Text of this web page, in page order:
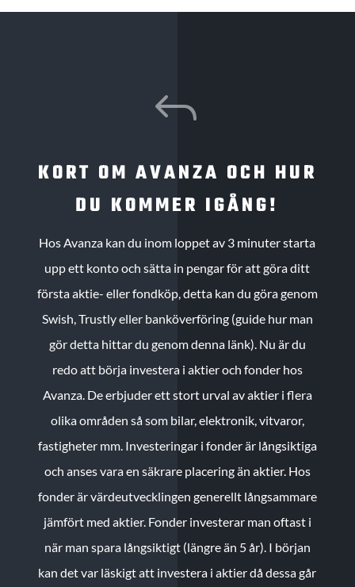
J
KORT OM AVANZA OCH HUR
DU KOMMER IGÅNG!
Hos Avanza kan du inom loppet av 3 minuter starta
upp ett konto och sätta in pengar för att göra ditt
första aktie- eller fondköp, detta kan du göra genom
Swish, Trustly eller banköverföring (guide hur man
gör detta hittar du genom denna länk). Nu är du
redo att börja investera i aktier och fonder hos
Avanza. De erbjuder ett stort urval av aktier i flera
olika områden så som bilar, elektronik, vitvaror,
fastigheter mm. Investeringar i fonder är långsiktiga
och anses vara en säkrare placering än aktier. Hos
fonder är värdeutvecklingen generellt långsammare
jämfört med aktier. Fonder investerar man oftast i
när man spara långsiktigt (längre än 5 år). I början
kan det var läskigt att investera i aktier då dessa går